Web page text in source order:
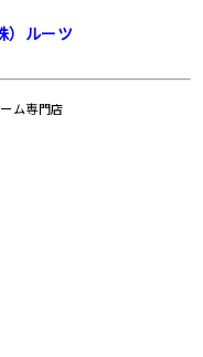
）ルーツ
ム専門店